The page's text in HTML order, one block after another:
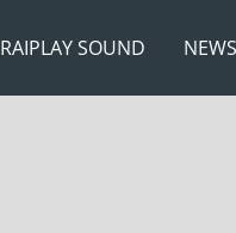
RAIPLAY SOUND NEWS